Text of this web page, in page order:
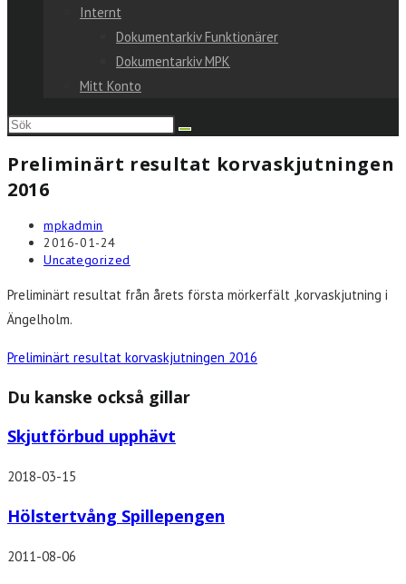
Internt
Dokumentarkiv Funktionärer
Dokumentarkiv MPK
Mitt Konto
Sök
denna
webbplats
Preliminärt resultat korvaskjutningen
2016
Inläggsförfattare:
mpkadmin
Inlägget
publicerat:
2016-01-24
Inläggskategori:
Uncategorized
Preliminärt resultat från årets första mörkerfält ,korvaskjutning i
Ängelholm.
Preliminärt resultat korvaskjutningen 2016
Du kanske också gillar
Skjutförbud upphävt
2018-03-15
Hölstertvång Spillepengen
2011-08-06